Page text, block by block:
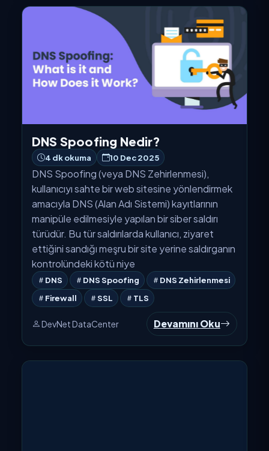
DNS Spoofing Nedir?
4 dk okuma 10 Dec 2025
DNS Spoofing (veya DNS Zehirlenmesi),
kullanıcıyı sahte bir web sitesine yönlendirmek
amacıyla DNS (Alan Adı Sistemi) kayıtlarının
manipüle edilmesiyle yapılan bir siber saldırı
türüdür. Bu tür saldırılarda kullanıcı, ziyaret
ettiğini sandığı meşru bir site yerine saldırganın
kontrolündeki kötü niye
DNS DNS Spoofing
DNS Zehirlenmesi
Firewall
SSL TLS
DevNet DataCenter Devamını Oku